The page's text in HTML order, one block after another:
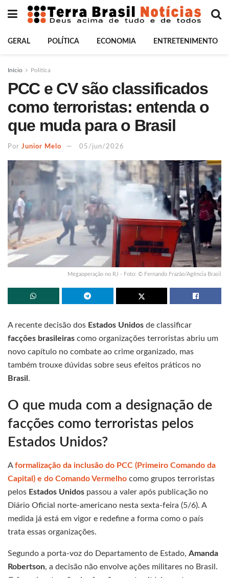
GERAL POLÍTICA ECONOMIA ENTRETENIMENTO
Início Política
PCC e CV são classificados
como terroristas: entenda o
que muda para o Brasil
Por Junior Melo 05/jun/2026
Megaoperação no RJ - Foto: © Fernando Frazão/Agência Brasil
A recente decisão dos Estados Unidos de classificar
facções brasileiras como organizações terroristas abriu um
novo capítulo no combate ao crime organizado, mas
também trouxe dúvidas sobre seus efeitos práticos no
Brasil .
O que muda com a designação de
facções como terroristas pelos
Estados Unidos?
Aformalização da inclusão do PCC (Primeiro Comando da
Capital) e do Comando Vermelho como grupos terroristas
pelos Estados Unidos passou a valer após publicação no
Diário Oficial norte-americano nesta sexta-feira (5/6). A
medida já está em vigor e redefine a forma como o país
trata essas organizações.
Segundo a porta-voz do Departamento de Estado, Amanda
Robertson, a decisão não envolve ações militares no Brasil.